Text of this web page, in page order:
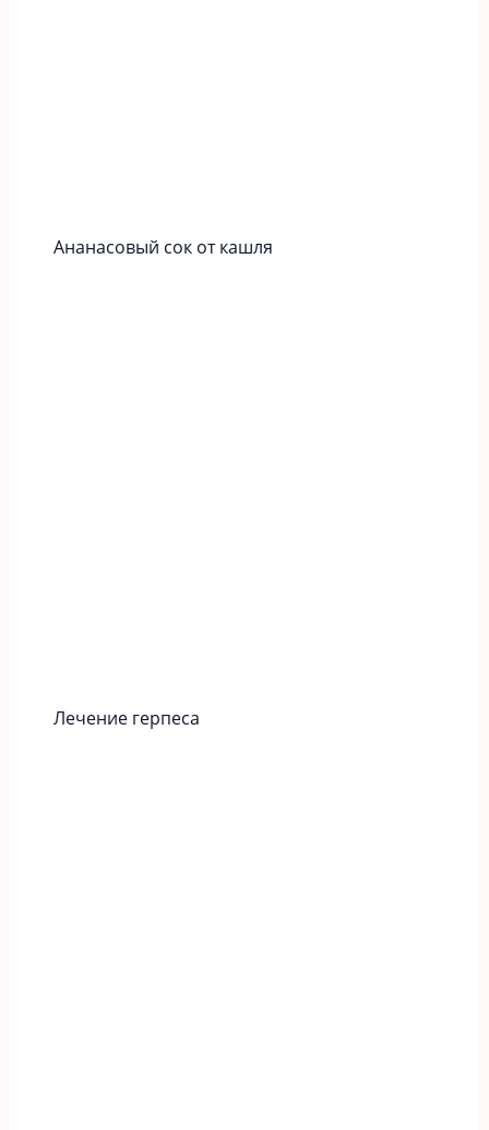
Ананасовый сок от кашля
Лечение герпеса